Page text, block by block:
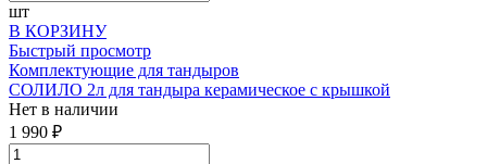
шт
В КОРЗИНУ
Быстрый просмотр
Комплектующие для тандыров
СОЛИЛО 2л для тандыра керамическое с крышкой
Нет в наличии
1 990 ₽